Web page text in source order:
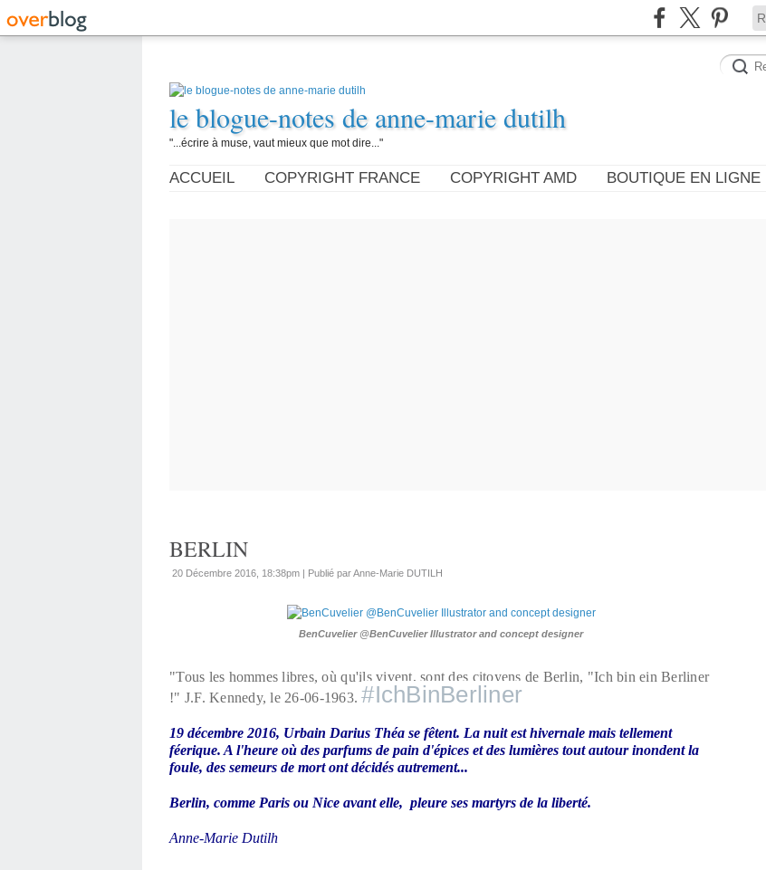
le blogue-notes de anne-marie dutilh
"...écrire à muse, vaut mieux que mot dire..."
ACCUEIL COPYRIGHT FRANCE COPYRIGHT AMD BOUTIQUE EN LIGNE
BERLIN
20 Décembre 2016, 18:38pm | Publié par Anne-Marie DUTILH
BenCuvelier @BenCuvelier Illustrator and concept designer
"Tous les hommes libres, où qu'ils vivent, sont des citoyens de Berlin, "Ich bin ein Berliner
!" J.F. Kennedy, le 26-06-1963. #IchBinBerliner
19 décembre 2016, Urbain Darius Théa se fêtent. La nuit est hivernale mais tellement
féerique. A l'heure où des parfums de pain d'épices et des lumières tout autour inondent la
foule, des semeurs de mort ont décidés autrement...
Berlin, comme Paris ou Nice avant elle, pleure ses martyrs de la liberté.
Anne-Marie Dutilh